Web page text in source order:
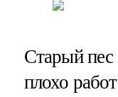
Старый пес
плохо